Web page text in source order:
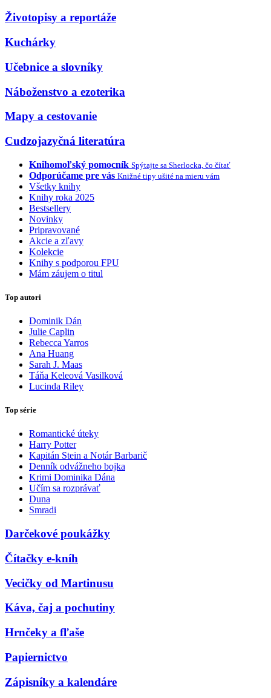
Životopisy a reportáže
Kuchárky
Učebnice a slovníky
Náboženstvo a ezoterika
Mapy a cestovanie
Cudzojazyčná literatúra
Knihomoľský pomocník Spýtajte sa Sherlocka, čo čítať
Odporúčame pre vás Knižné tipy ušité na mieru vám
Všetky knihy
Knihy roka 2025
Bestsellery
Novinky
Pripravované
Akcie a zľavy
Kolekcie
Knihy s podporou FPU
Mám záujem o titul
Top autori
Dominik Dán
Julie Caplin
Rebecca Yarros
Ana Huang
Sarah J. Maas
Táňa Keleová Vasilková
Lucinda Riley
Top série
Romantické úteky
Harry Potter
Kapitán Stein a Notár Barbarič
Denník odvážneho bojka
Krimi Dominika Dána
Učím sa rozprávať
Duna
Smradi
Darčekové poukážky
Čítačky e-kníh
Vecičky od Martinusu
Káva, čaj a pochutiny
Hrnčeky a fľaše
Papiernictvo
Zápisníky a kalendáre